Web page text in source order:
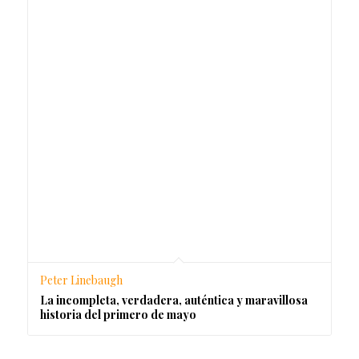
Peter Linebaugh
La incompleta, verdadera, auténtica y maravillosa
historia del primero de mayo